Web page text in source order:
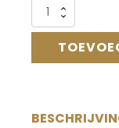
Yamaha
YSS
Alternative: